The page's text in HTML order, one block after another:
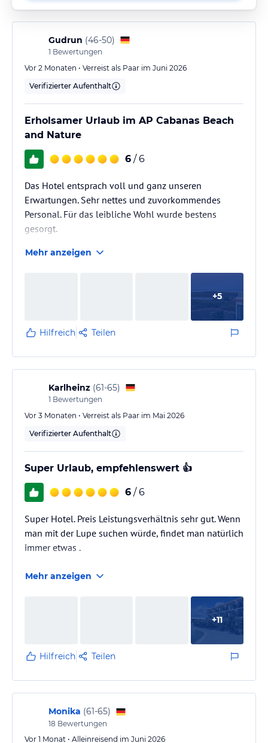
Gudrun (46-50)
1 Bewertungen
Vor 2 Monaten • Verreist als Paar im Juni 2026
Verifizierter Aufenthalt
Erholsamer Urlaub im AP Cabanas Beach
and Nature
6 / 6
Das Hotel entsprach voll und ganz unseren
Erwartungen. Sehr nettes und zuvorkommendes
Personal. Für das leibliche Wohl wurde bestens
gesorgt.
Mehr anzeigen
+5
Hilfreich Teilen
Karlheinz (61-65)
1 Bewertungen
Vor 3 Monaten • Verreist als Paar im Mai 2026
Verifizierter Aufenthalt
Super Urlaub, empfehlenswert 👍
6 / 6
Super Hotel. Preis Leistungsverhältnis sehr gut. Wenn
man mit der Lupe suchen würde, findet man natürlich
immer etwas .
Mehr anzeigen
+11
Hilfreich Teilen
Monika (61-65)
18 Bewertungen
Vor 1 Monat • Alleinreisend im Juni 2026